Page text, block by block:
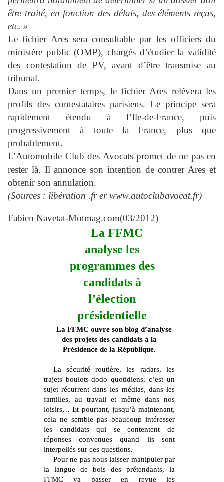
être traité, en fonction des délais, des éléments reçus,
etc. »
Le fichier Ares sera consultable par les officiers du
ministère public (OMP), chargés d’étudier la validité
des contestation de PV, avant d’être transmise au
tribunal.
Dans un premier temps, le fichier Ares relèvera les
profils des contestataires parisiens. Le principe sera
rapidement étendu à l’Ile-de-France, puis
progressivement à toute la France, plus que
probablement.
L’Automobile Club des Avocats promet de ne pas en
rester là. Il annonce son intention de contrer Ares et
obtenir son annulation.
(Sources : libération .fr er www.autoclubavocat.fr)
Fabien Navetat-Motmag.com(03/2012)
La FFMC
analyse les
programmes des
candidats à
l’élection
présidentielle
La FFMC ouvre son blog d’analyse
des projets des candidats à la
Présidence de la République.
La sécurité routière, les radars, les
trajets boulots-dodo quotidiens, c’est un
sujet récurrent dans les médias, dans les
familles, au travail et même dans nos
loisirs… Et pourtant, jusqu’à maintenant,
cela ne semble pas beaucoup intéresser
les candidats qui se contentent de
réponses convenues quand ils sont
interpellés sur ces questions.
Pour ne pas nous laisser manipuler par
la langue de bois des prétendants, la
FFMC va passer en revue les